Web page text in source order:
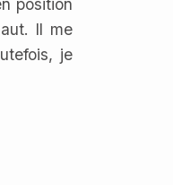
position
Il me
je